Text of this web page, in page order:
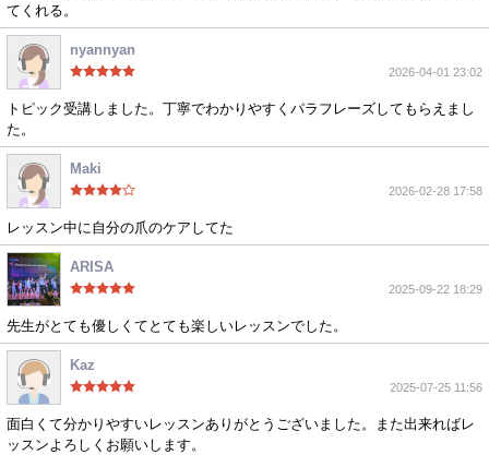
てくれる。
nyannyan
2026-04-01 23:02
トピック受講しました。丁寧でわかりやすくパラフレーズしてもらえまし
た。
Maki
2026-02-28 17:58
レッスン中に自分の爪のケアしてた
ARISA
2025-09-22 18:29
先生がとても優しくてとても楽しいレッスンでした。
Kaz
2025-07-25 11:56
面白くて分かりやすいレッスンありがとうございました。また出来ればレ
ッスンよろしくお願いします。